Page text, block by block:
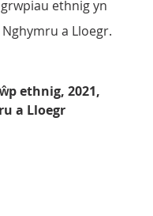
ethnig yn
a Lloegr.
ethnig, 2021,
a Lloegr